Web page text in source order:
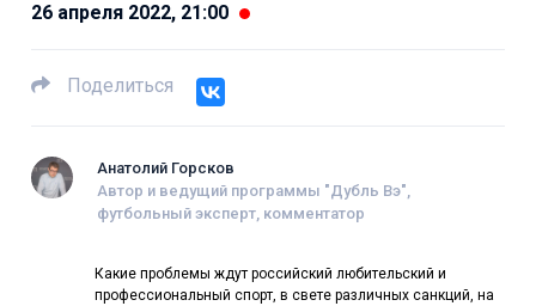
26 апреля 2022, 21:00
Поделиться
Анатолий Горсков
Автор и ведущий программы "Дубль Вэ",
футбольный эксперт, комментатор
Какие проблемы ждут российский любительский и
профессиональный спорт, в свете различных санкций, на